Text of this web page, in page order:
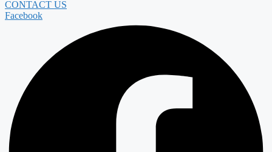
CONTACT US
Facebook